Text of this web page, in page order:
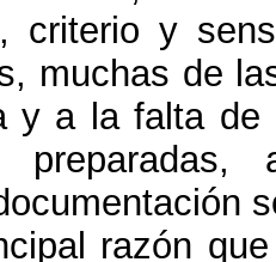
, criterio y
, muchas de
y a la falta de
,
razón